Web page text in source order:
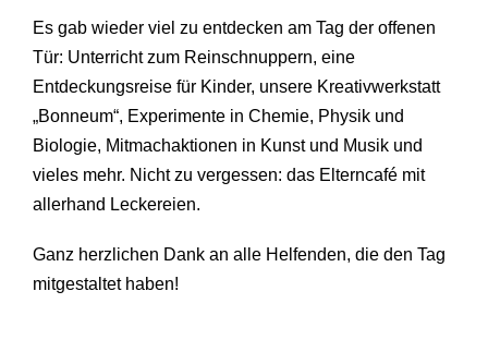
Es gab wieder viel zu entdecken am Tag der offenen
Tür: Unterricht zum Reinschnuppern, eine
Entdeckungsreise für Kinder, unsere Kreativwerkstatt
„Bonneum“, Experimente in Chemie, Physik und
Biologie, Mitmachaktionen in Kunst und Musik und
vieles mehr. Nicht zu vergessen: das Elterncafé mit
allerhand Leckereien.
Ganz herzlichen Dank an alle Helfenden, die den Tag
mitgestaltet haben!